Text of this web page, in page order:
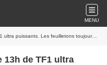
MENU
Les feuilletons toujours au top, le 23/08/19
13h de TF1 ultra